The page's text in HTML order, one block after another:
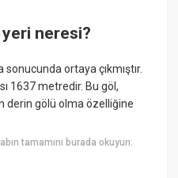
neresi?
sonucunda ortaya çıkmıştır.
1637 metredir. Bu göl,
derin gölü olma özelliğine
tamamını burada okuyun: